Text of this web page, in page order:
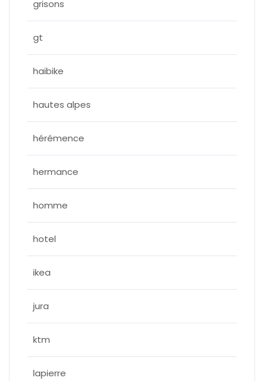
grisons
gt
haibike
hautes alpes
hérémence
hermance
homme
hotel
ikea
jura
ktm
lapierre